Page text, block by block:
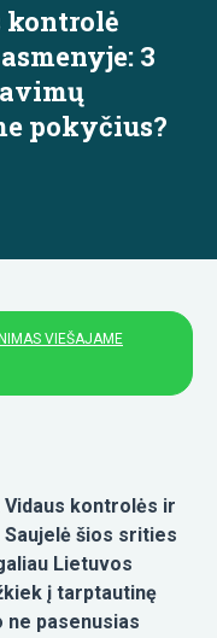
kontrolė
3
pokyčius?
VIEŠAJAME
Vidaus kontrolės ir
šios srities
Lietuvos
į tarptautinę
ne pasenusias